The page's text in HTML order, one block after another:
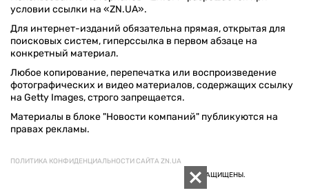
условии ссылки на «ZN.UA».
Для интернет-изданий обязательна прямая, открытая для
поисковых систем, гиперссылка в первом абзаце на
конкретный материал.
Любое копирование, перепечатка или воспроизведение
фотографических и видео материалов, содержащих ссылку
на Getty Images, строго запрещается.
Материалы в блоке "Новости компаний" публикуются на
правах рекламы.
ПОЛИТИКА КОНФИДЕНЦИАЛЬНОСТИ САЙТА ZN.UA
© 1994–2026 «ЗЕРКАЛО НЕДЕЛИ. УКРАИНА». ВСЕ ПРАВА ЗАЩИЩЕНЫ.